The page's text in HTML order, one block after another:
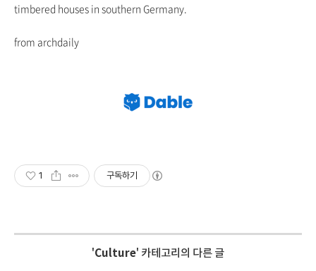
timbered houses in southern Germany.
from archdaily
1 구독하기
'Culture' 카테고리의 다른 글